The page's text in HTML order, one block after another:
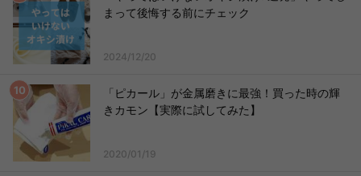
まって後悔する前にチェック
2024/12/20
「ピカール」が金属磨きに最強！買った時の輝
きカモン【実際に試してみた】
2020/01/19